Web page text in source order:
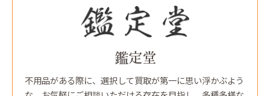
鑑定堂
不用品がある際に、選択して買取が第一に思い浮かぶよう